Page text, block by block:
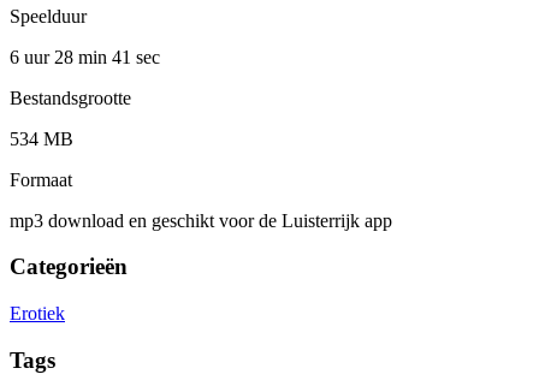
Speelduur
6 uur 28 min 41 sec
Bestandsgrootte
534 MB
Formaat
mp3 download en geschikt voor de Luisterrijk app
Categorieën
Erotiek
Tags